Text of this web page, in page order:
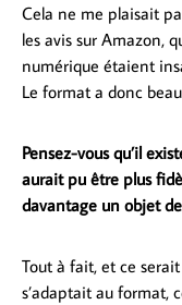
Cela ne me plaisait
les avis sur Amazon,
numérique étaient
Le format a donc
Pensez-vous qu’il
aurait pu être plus
davantage un objet
Tout à fait, et ce
s’adaptait au format,